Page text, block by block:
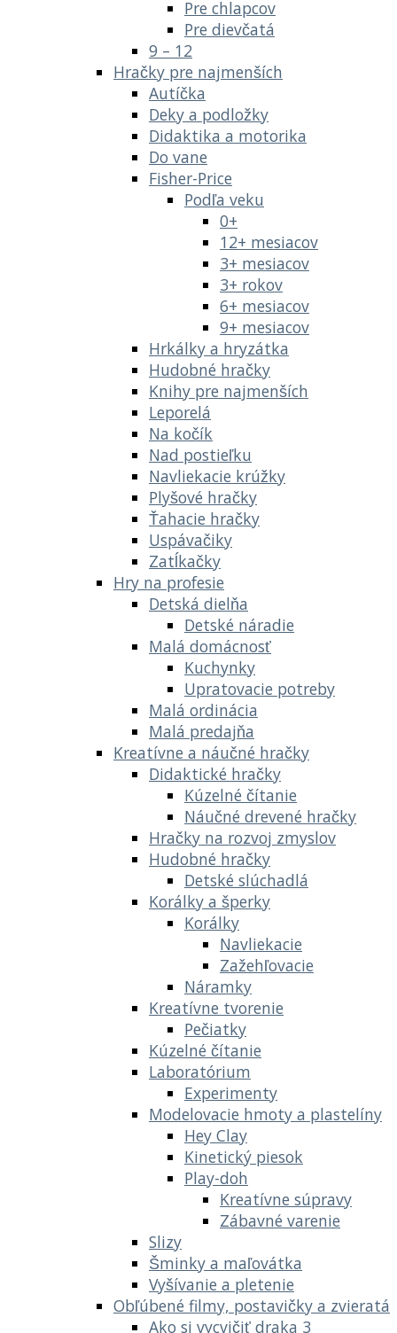
Pre chlapcov
Pre dievčatá
9 – 12
Hračky pre najmenších
Autíčka
Deky a podložky
Didaktika a motorika
Do vane
Fisher-Price
Podľa veku
0+
12+ mesiacov
3+ mesiacov
3+ rokov
6+ mesiacov
9+ mesiacov
Hrkálky a hryzátka
Hudobné hračky
Knihy pre najmenších
Leporelá
Na kočík
Nad postieľku
Navliekacie krúžky
Plyšové hračky
Ťahacie hračky
Uspávačiky
Zatĺkačky
Hry na profesie
Detská dielňa
Detské náradie
Malá domácnosť
Kuchynky
Upratovacie potreby
Malá ordinácia
Malá predajňa
Kreatívne a náučné hračky
Didaktické hračky
Kúzelné čítanie
Náučné drevené hračky
Hračky na rozvoj zmyslov
Hudobné hračky
Detské slúchadlá
Korálky a šperky
Korálky
Navliekacie
Zažehľovacie
Náramky
Kreatívne tvorenie
Pečiatky
Kúzelné čítanie
Laboratórium
Experimenty
Modelovacie hmoty a plastelíny
Hey Clay
Kinetický piesok
Play-doh
Kreatívne súpravy
Zábavné varenie
Slizy
Šminky a maľovátka
Vyšívanie a pletenie
Obľúbené filmy, postavičky a zvieratá
Ako si vycvičiť draka 3